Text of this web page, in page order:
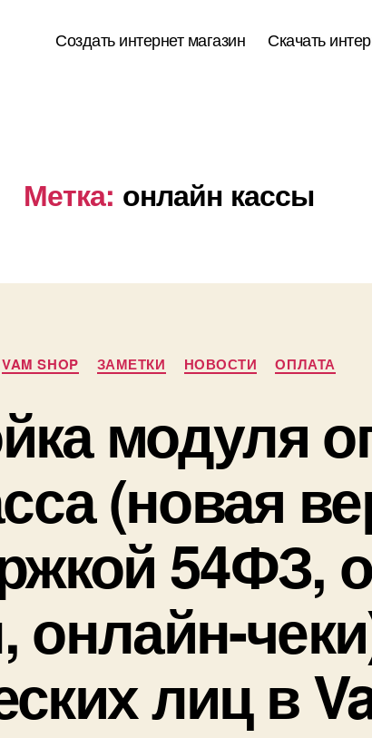
Создать интернет магазин Скачать
Метка: онлайн кассы
Рубрики
VAM SHOP ЗАМЕТКИ НОВОСТИ ОПЛАТА
модуля
(новая
54ФЗ,
онлайн-
лиц в